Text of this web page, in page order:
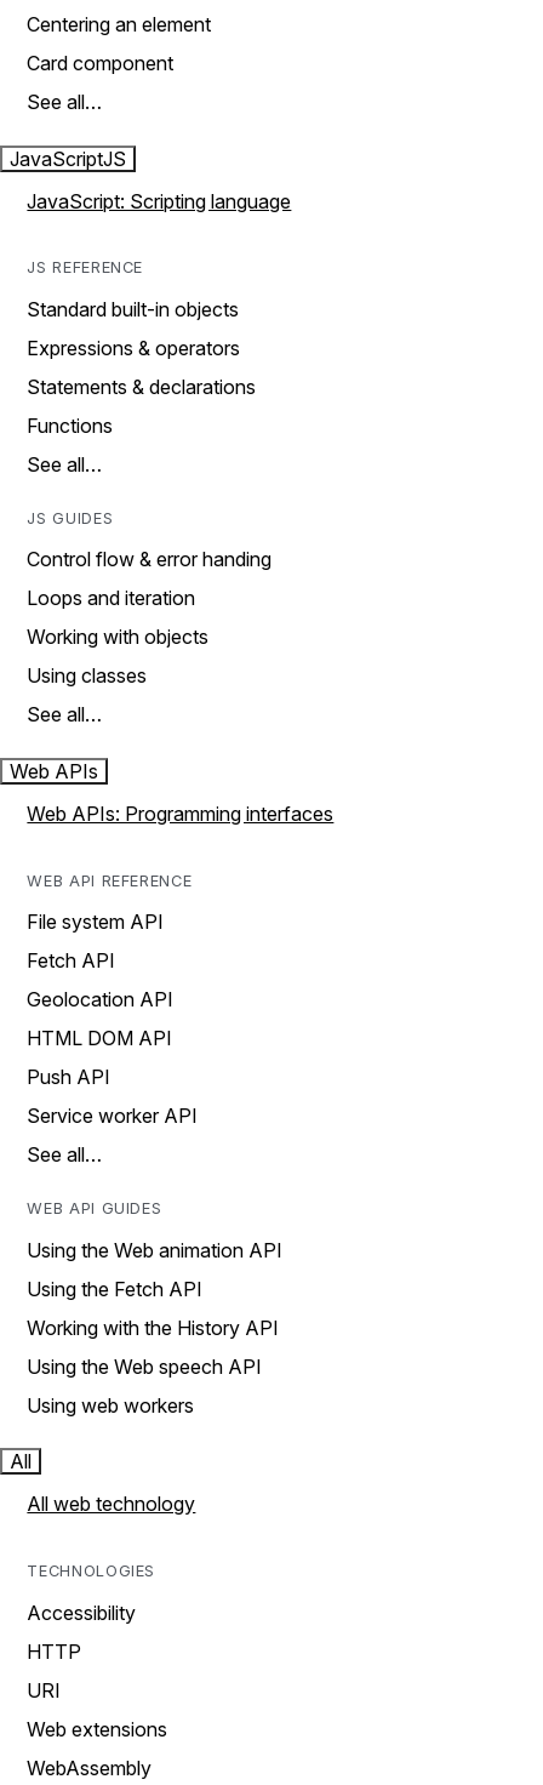
Centering an element
Card component
See all…
JavaScriptJS
JavaScript: Scripting language
JS REFERENCE
Standard built-in objects
Expressions & operators
Statements & declarations
Functions
See all…
JS GUIDES
Control flow & error handing
Loops and iteration
Working with objects
Using classes
See all…
Web APIs
Web APIs: Programming interfaces
WEB API REFERENCE
File system API
Fetch API
Geolocation API
HTML DOM API
Push API
Service worker API
See all…
WEB API GUIDES
Using the Web animation API
Using the Fetch API
Working with the History API
Using the Web speech API
Using web workers
All
All web technology
TECHNOLOGIES
Accessibility
HTTP
URI
Web extensions
WebAssembly